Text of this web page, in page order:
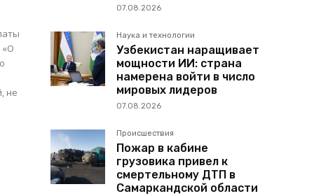
«О
не
07.08.2026
Наука и технологии
Узбекистан наращивает
мощности ИИ: страна
намерена войти в число
мировых лидеров
07.08.2026
Происшествия
Пожар в кабине
грузовика привел к
смертельному ДТП в
Самаркандской области